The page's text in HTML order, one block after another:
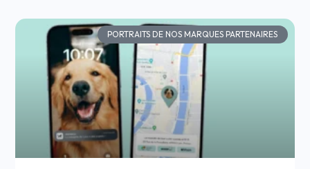
PORTRAITS DE NOS MARQUES PARTENAIRES